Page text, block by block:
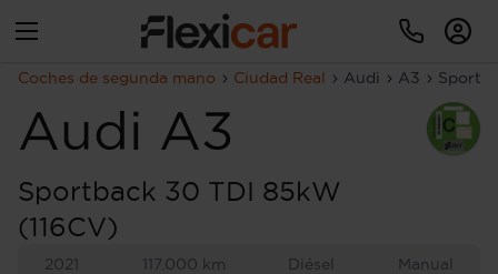
Coches de segunda mano Ciudad Real Audi A3
Audi A3
Sportback 30 TDI 85kW
(116CV)
2021 117.000 km Diésel Manual